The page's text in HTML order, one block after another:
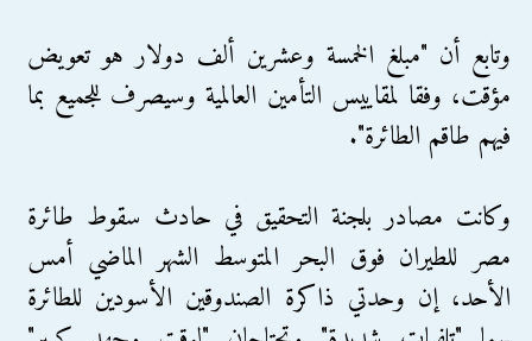
وتابع أن "مبلغ الخمسة وعشرين ألف دولار هو تعويض
مؤقت، وفقا لمقاييس التأمين العالمية وسيصرف للجميع بما
فيهم طاقم الطائرة".
وكانت مصادر بلجنة التحقيق في حادث سقوط طائرة
مصر للطيران فوق البحر المتوسط الشهر الماضي أمس
الأحد، إن وحدتي ذاكرة الصندوقين الأسودين للطائرة